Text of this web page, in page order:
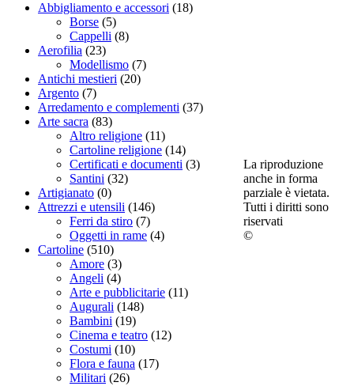
Abbigliamento e accessori (18)
Borse (5)
Cappelli (8)
Aerofilia (23)
Modellismo (7)
Antichi mestieri (20)
Argento (7)
Arredamento e complementi (37)
Arte sacra (83)
Altro religione (11)
Cartoline religione (14)
Certificati e documenti (3)
Santini (32)
Artigianato (0)
Attrezzi e utensili (146)
Ferri da stiro (7)
Oggetti in rame (4)
Cartoline (510)
Amore (3)
Angeli (4)
Arte e pubblicitarie (11)
Augurali (148)
Bambini (19)
Cinema e teatro (12)
Costumi (10)
Flora e fauna (17)
Militari (26)
La riproduzione
anche in forma
parziale è vietata.
Tutti i diritti sono
riservati
©